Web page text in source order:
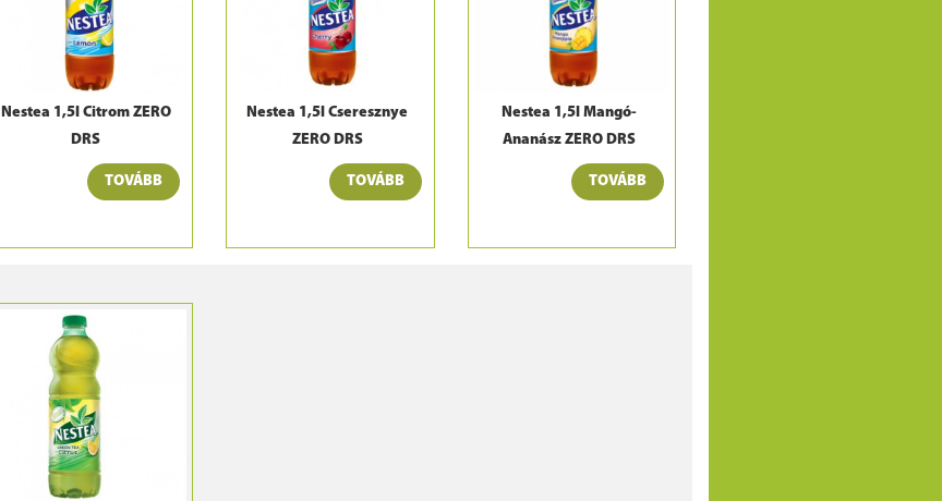
Nestea 1,5l Citrom ZERO
DRS
TOVÁBB
Nestea 1,5l Cseresznye
ZERO DRS
TOVÁBB
Nestea 1,5l Mangó-
Ananász ZERO DRS
TOVÁBB